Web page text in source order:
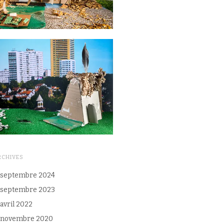
septembre 2024
septembre 2023
avril 2022
novembre 2020